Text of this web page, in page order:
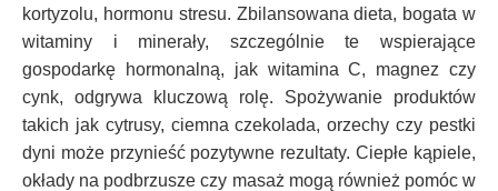
kortyzolu, hormonu stresu. Zbilansowana dieta, bogata w
witaminy i minerały, szczególnie te wspierające
gospodarkę hormonalną, jak witamina C, magnez czy
cynk, odgrywa kluczową rolę. Spożywanie produktów
takich jak cytrusy, ciemna czekolada, orzechy czy pestki
dyni może przynieść pozytywne rezultaty. Ciepłe kąpiele,
okłady na podbrzusze czy masaż mogą również pomóc w